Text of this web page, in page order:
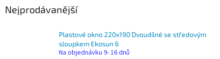
Nejprodávanější
Plastové okno 220x190 Dvoudílné se středovým
sloupkem Ekosun 6
Na objednávku 9- 16 dnů